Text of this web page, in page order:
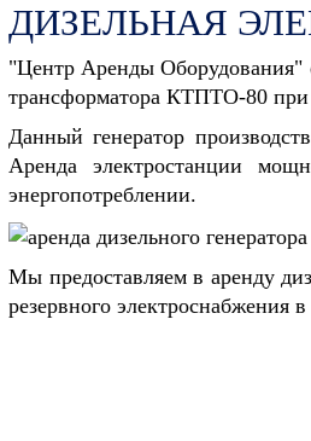
ДИЗЕЛЬНАЯ
"Центр Аренды Оборудования"
трансформатора КТПТО-80 при
Данный генератор
Аренда электростанции
энергопотреблении.
Мы предоставляем в аренду
резервного электроснабжения